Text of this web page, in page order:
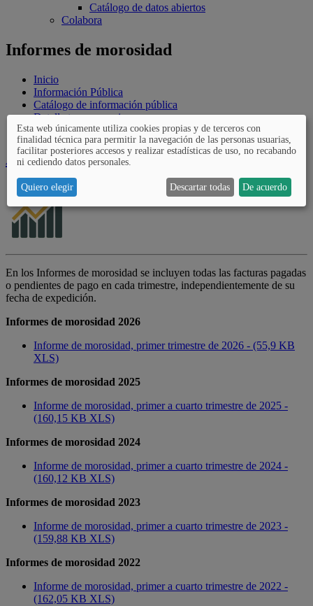
Catálogo de datos abiertos
Colabora
Informes de morosidad
Inicio
Información Pública
Catálogo de información pública
Detalle transparencia
Informes de morosidad
Atrás Informes de morosidad
En los Informes de morosidad se incluyen todas las facturas pagadas
o pendientes de pago en cada trimestre, independientemente de su
fecha de expedición.
Informes de morosidad 2026
Informe de morosidad, primer trimestre de 2026 - (55,9 KB
XLS)
Informes de morosidad 2025
Informe de morosidad, primer a cuarto trimestre de 2025 -
(160,15 KB XLS)
Informes de morosidad 2024
Informe de morosidad, primer a cuarto trimestre de 2024 -
(160,12 KB XLS)
Informes de morosidad 2023
Informe de morosidad, primer a cuarto trimestre de 2023 -
(159,88 KB XLS)
Informes de morosidad 2022
Informe de morosidad, primer a cuarto trimestre de 2022 -
(162,05 KB XLS)
Esta web únicamente utiliza cookies propias y de terceros con
finalidad técnica para permitir la navegación de las personas usuarias,
facilitar posteriores accesos y realizar estadísticas de uso, no recabando
ni cediendo datos personales.
Quiero elegir Descartar todas De acuerdo